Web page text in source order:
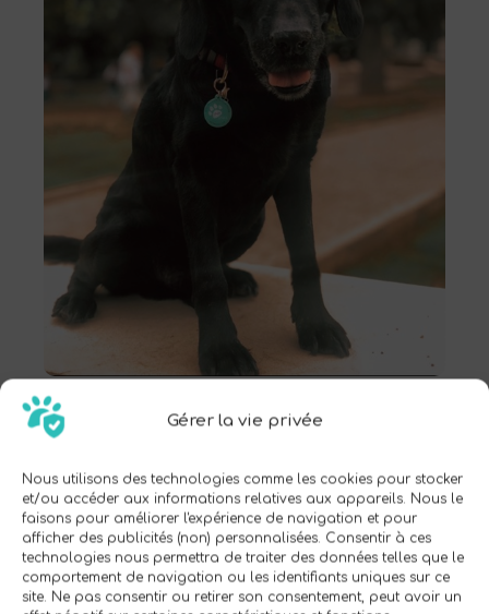
Gérer la vie privée
Nous utilisons des technologies comme les cookies pour stocker
et/ou accéder aux informations relatives aux appareils. Nous le
faisons pour améliorer l'expérience de navigation et pour
afficher des publicités (non) personnalisées. Consentir à ces
technologies nous permettra de traiter des données telles que le
comportement de navigation ou les identifiants uniques sur ce
site. Ne pas consentir ou retirer son consentement, peut avoir un
Catastrophes naturelles
Les animaux de compagnie peuvent être
gravement blessés par des catastrophes
naturelles telles que les ouragans, les
incendies de forêt ou les tremblements de
terre. Il peut être difficile d'évacuer avec des